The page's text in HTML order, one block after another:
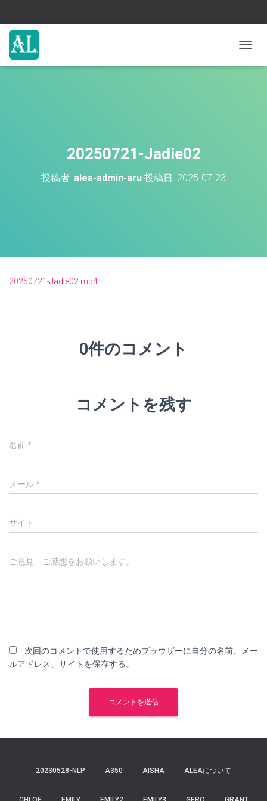
ビ
20250721-Jadie02
投稿者: alea-admin-aru 投稿日: 2025-07-23
20250721-Jadie02.mp4
0件のコメント
コメントを残す
名前*
メール*
サイト
ご意見、ご感想をお願いします。
次回のコメントで使用するためブラウザーに自分の名前、メー
ルアドレス、サイトを保存する。
20230528-NLP A350 AISHA ALEAについて